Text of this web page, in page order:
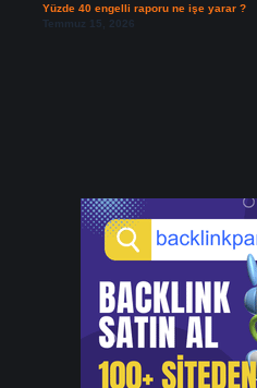
Yüzde 40 engelli raporu ne işe yarar ?
Temmuz 15, 2026